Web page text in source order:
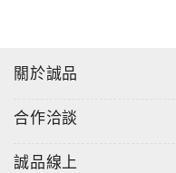
關於誠品
合作洽談
誠品線上